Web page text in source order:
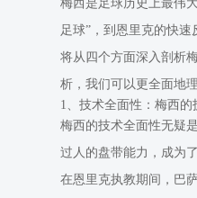
梅西是足球历史上最伟
足球”，到恩里克的快
将从四个方面深入剖析
析，我们可以更全面地
1、技术全面性：梅西的
梅西的技术全面性无疑
过人的盘带能力，成为
在恩里克执教期间，巴